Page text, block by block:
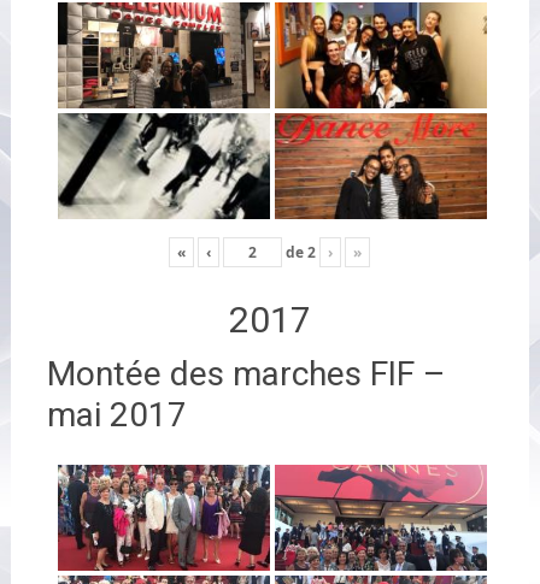
« ‹ de2 › »
2017
Montée des marches FIF –
mai 2017